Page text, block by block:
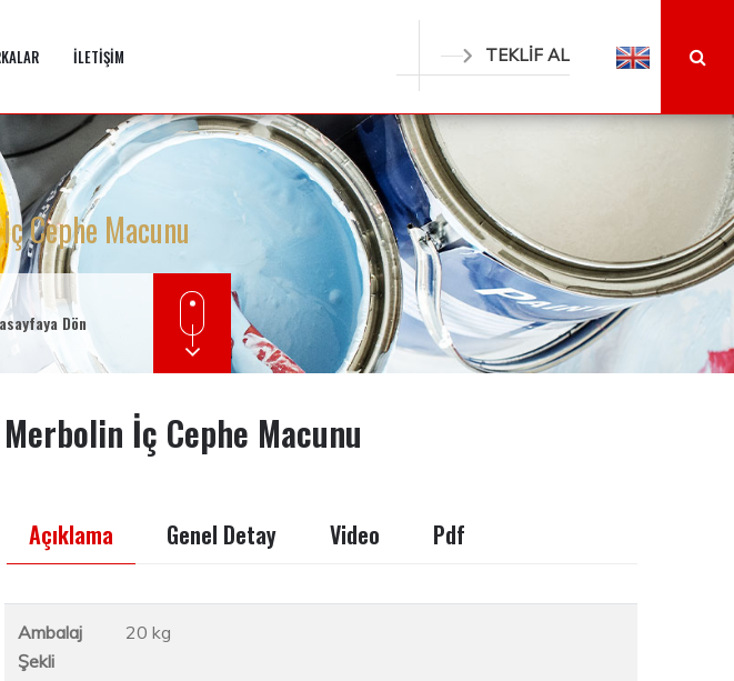
İLETİŞİM TEKLİF AL
Cephe Macunu
Dön
Merbolin İç Cephe Macunu
Açıklama Genel Detay Video Pdf
Ambalaj
Şekli
20 kg